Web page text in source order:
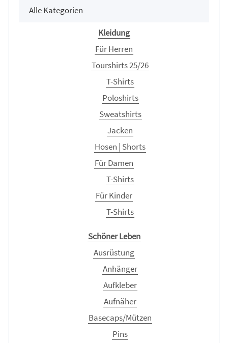
Alle Kategorien
Kleidung
Für Herren
Tourshirts 25/26
T-Shirts
Poloshirts
Sweatshirts
Jacken
Hosen | Shorts
Für Damen
T-Shirts
Für Kinder
T-Shirts
Schöner Leben
Ausrüstung
Anhänger
Aufkleber
Aufnäher
Basecaps/Mützen
Pins